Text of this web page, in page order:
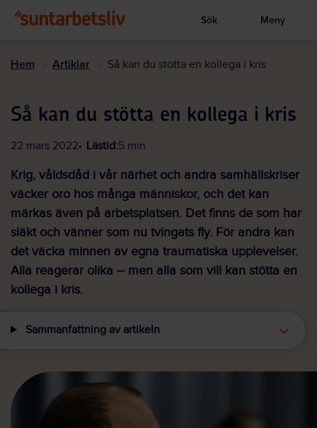
till
Visa sökruta
Sök Meny
Hem Artiklar Så kan du stötta en kollega i kris
Så kan du stötta en kollega i kris
22 mars 2022 Lästid:5 min
Krig, våldsdåd i vår närhet och andra samhällskriser
väcker oro hos många människor, och det kan
märkas även på arbetsplatsen. Det finns de som har
släkt och vänner som nu tvingats fly. För andra kan
det väcka minnen av egna traumatiska upplevelser.
Alla reagerar olika – men alla som vill kan stötta en
kollega i kris.
Sammanfattning av artikeln